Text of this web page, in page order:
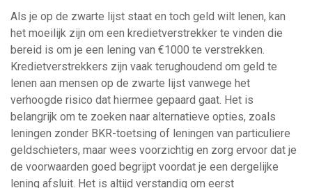
Als je op de zwarte lijst staat en toch geld wilt lenen, kan
het moeilijk zijn om een kredietverstrekker te vinden die
bereid is om je een lening van €1000 te verstrekken.
Kredietverstrekkers zijn vaak terughoudend om geld te
lenen aan mensen op de zwarte lijst vanwege het
verhoogde risico dat hiermee gepaard gaat. Het is
belangrijk om te zoeken naar alternatieve opties, zoals
leningen zonder BKR-toetsing of leningen van particuliere
geldschieters, maar wees voorzichtig en zorg ervoor dat je
de voorwaarden goed begrijpt voordat je een dergelijke
lening afsluit. Het is altijd verstandig om eerst